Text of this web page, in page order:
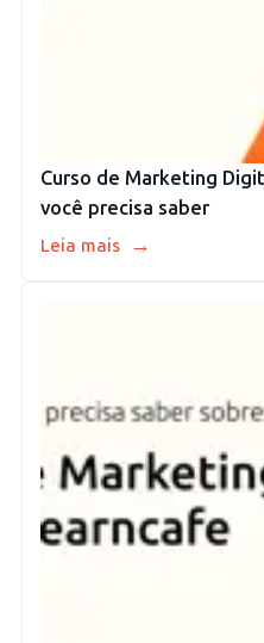
Curso de Marketing
você precisa saber
Leia mais →